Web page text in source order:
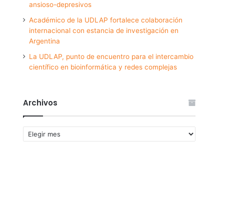
ansioso-depresivos
Académico de la UDLAP fortalece colaboración
internacional con estancia de investigación en
Argentina
La UDLAP, punto de encuentro para el intercambio
científico en bioinformática y redes complejas
Archivos
Archivos